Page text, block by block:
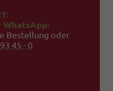
Bestellung oder
45 - 0